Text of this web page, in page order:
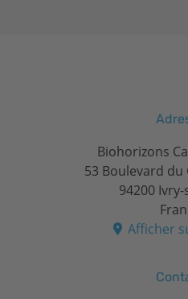
Biohorizons
53 Boulevard du
94200
Afficher